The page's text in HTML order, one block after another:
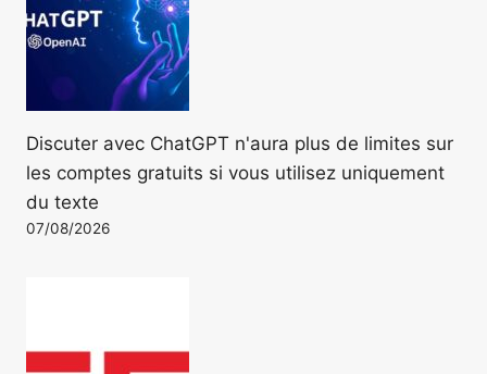
Discuter avec ChatGPT n'aura plus de limites sur
les comptes gratuits si vous utilisez uniquement
du texte
07/08/2026